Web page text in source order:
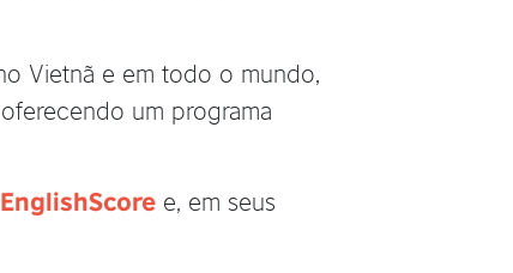
Vietnã e em todo o mundo,
um programa
e, em seus